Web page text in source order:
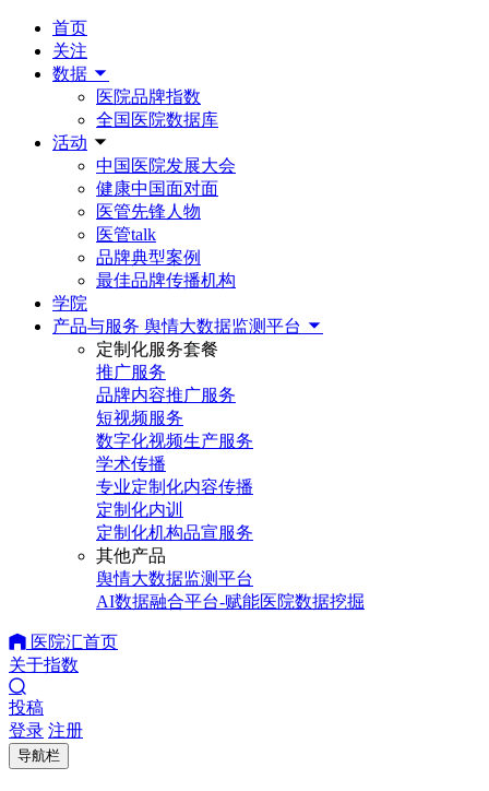
首页
关注
数据
医院品牌指数
全国医院数据库
活动
中国医院发展大会
健康中国面对面
医管先锋人物
医管talk
品牌典型案例
最佳品牌传播机构
学院
产品与服务 舆情大数据监测平台
定制化服务套餐
推广服务
品牌内容推广服务
短视频服务
数字化视频生产服务
学术传播
专业定制化内容传播
定制化内训
定制化机构品宣服务
其他产品
舆情大数据监测平台
AI数据融合平台-赋能医院数据挖掘
医院汇首页
关于指数
投稿
登录 注册
导航栏